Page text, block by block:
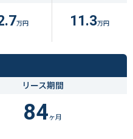
万円 11.3万円
リース期間
84ヶ月